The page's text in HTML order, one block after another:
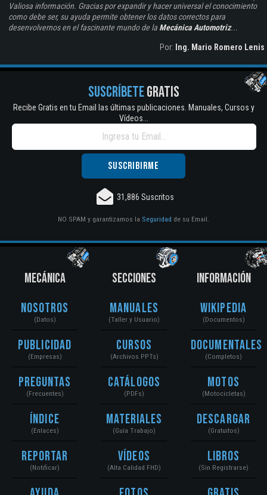
Valiosa información. Gracias por expandir y hacer universal el conocimiento
como debe ser, su ayuda permite obtener los datos correctos para
desenvolvernos en el fascinante mundo de la Mecánica Automotriz...
Por: Ing. Mario Romero Lenis
SUSCRÍBETEGRATIS
Recibe Gratis en tu Email las últimas publicaciones. Manuales, Cursos y
Vídeos...
31,886 Suscritos
NO SPAM y garantizamos la Seguridad de su Email.
MECÁNICA
Nosotros
(Datos)
Publicidad
(Empresas)
Preguntas
(Frecuentes)
Índice
(Enlaces)
Reportar
(Notificar)
SECCIONES
Manuales
(Taller y Usuario)
Cursos
(Archivos PPTs)
Catálogos
(PDFs)
Materiales
(Guía Trabajo)
Vídeos
(Alta Calidad FHD)
INFORMACIÓN
Wikipedia
(Documentos)
Documentales
(Completos)
Motos
(Motocicletas)
Descargar
(Gratuitos)
Libros
(Sin Registrarse)